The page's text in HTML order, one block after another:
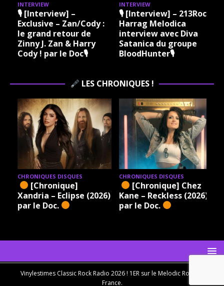
INTERVIEW
🎙 [Interview] –
Exclusive – Zan/Cody :
le grand retour de
Zinny J. Zan & Harry
Cody ! par le Doc🎙
INTERVIEW
🎙 [Interview] – 213Rock
Harrag Melodica
interview avec Diva
Satanica du groupe
BloodHunter🎙
LES CHRONIQUES !
CHRONIQUES DISQUES
[Chronique]
Xandria – Eclipse (2026)
par le Doc.
CHRONIQUES DISQUES
[Chronique] Chez
Kane – Reckless (2026)
par le Doc.
Vinylestimes Classic Rock Radio 2026 ! 1ER sur le Melodic Rock en
France.